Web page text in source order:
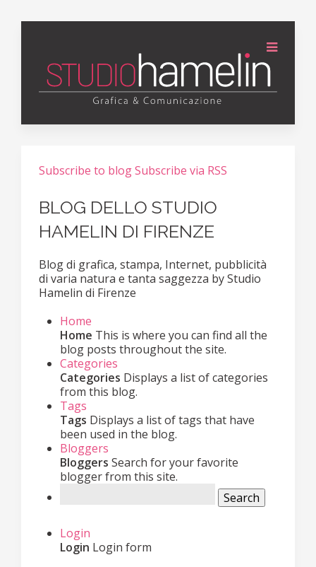
Subscribe to blogSubscribe via RSS
BLOG DELLO STUDIO
HAMELIN DI FIRENZE
Blog di grafica, stampa, Internet, pubblicità
di varia natura e tanta saggezza by Studio
Hamelin di Firenze
Home
Home This is where you can find all the
blog posts throughout the site.
Categories
Categories Displays a list of categories
from this blog.
Tags
Tags Displays a list of tags that have
been used in the blog.
Bloggers
Bloggers Search for your favorite
blogger from this site.
Search
Login
Login Login form